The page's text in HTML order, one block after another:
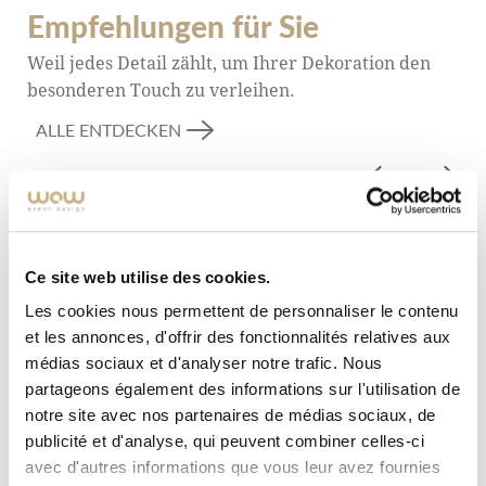
Ce site web utilise des cookies.
Les cookies nous permettent de personnaliser le contenu
et les annonces, d'offrir des fonctionnalités relatives aux
médias sociaux et d'analyser notre trafic. Nous
partageons également des informations sur l'utilisation de
notre site avec nos partenaires de médias sociaux, de
publicité et d'analyse, qui peuvent combiner celles-ci
avec d'autres informations que vous leur avez fournies
Empfehlungen für Sie
Weil jedes Detail zählt, um Ihrer Dekoration den
besonderen Touch zu verleihen.
ALLE ENTDECKEN